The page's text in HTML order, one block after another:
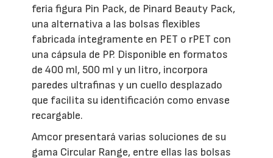
feria figura Pin Pack, de Pinard Beauty Pack,
una alternativa a las bolsas flexibles
fabricada íntegramente en PET o rPET con
una cápsula de PP. Disponible en formatos
de 400 ml, 500 ml y un litro, incorpora
paredes ultrafinas y un cuello desplazado
que facilita su identificación como envase
recargable.
Amcor presentará varias soluciones de su
gama Circular Range, entre ellas las bolsas